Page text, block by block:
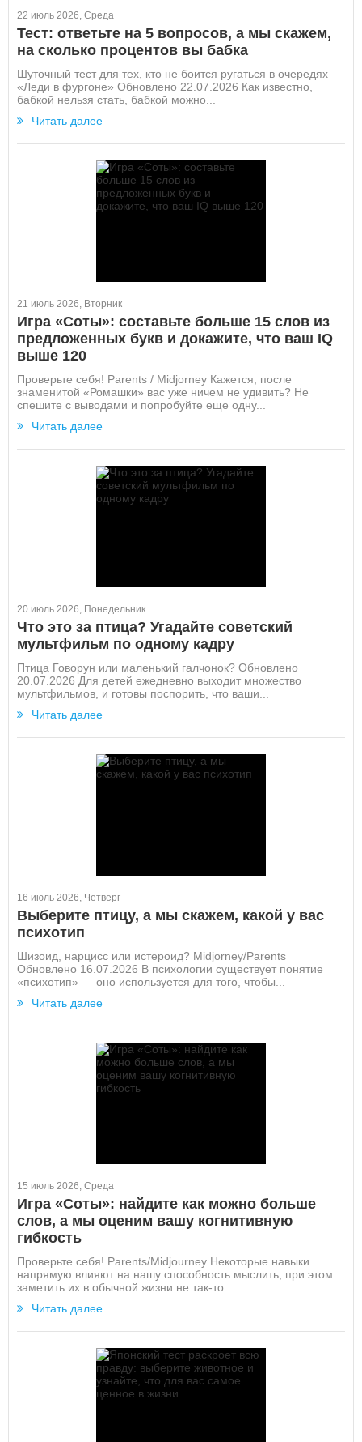
22 июль 2026, Среда
Тест: ответьте на 5 вопросов, а мы скажем,
на сколько процентов вы бабка
Шуточный тест для тех, кто не боится ругаться в очередях
«Леди в фургоне» Обновлено 22.07.2026 Как известно,
бабкой нельзя стать, бабкой можно...
Читать далее
21 июль 2026, Вторник
Игра «Соты»: составьте больше 15 слов из
предложенных букв и докажите, что ваш IQ
выше 120
Проверьте себя! Parents / Midjorney Кажется, после
знаменитой «Ромашки» вас уже ничем не удивить? Не
спешите с выводами и попробуйте еще одну...
Читать далее
20 июль 2026, Понедельник
Что это за птица? Угадайте советский
мультфильм по одному кадру
Птица Говорун или маленький галчонок? Обновлено
20.07.2026 Для детей ежедневно выходит множество
мультфильмов, и готовы поспорить, что ваши...
Читать далее
16 июль 2026, Четверг
Выберите птицу, а мы скажем, какой у вас
психотип
Шизоид, нарцисс или истероид? Midjorney/Parents
Обновлено 16.07.2026 В психологии существует понятие
«психотип» — оно используется для того, чтобы...
Читать далее
15 июль 2026, Среда
Игра «Соты»: найдите как можно больше
слов, а мы оценим вашу когнитивную
гибкость
Проверьте себя! Parents/Midjourney Некоторые навыки
напрямую влияют на нашу способность мыслить, при этом
заметить их в обычной жизни не так-то...
Читать далее